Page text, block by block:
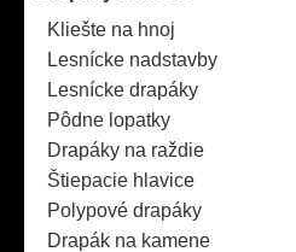
Kliešte na hnoj
Lesnícke nadstavby
Lesnícke drapáky
Pôdne lopatky
Drapáky na raždie
Štiepacie hlavice
Polypové drapáky
Drapák na kamene